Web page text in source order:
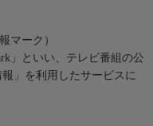
マーク）
」といい、テレビ番組の公
」を利用したサービスに